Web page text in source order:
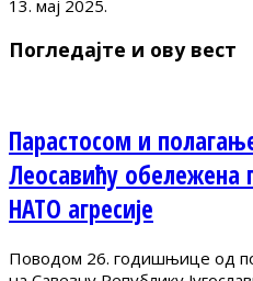
13. мај 2025.
Погледајте и ову вест
Парастосом и
Леосавићу
НАТО агресије
Поводом 26. годишњице од